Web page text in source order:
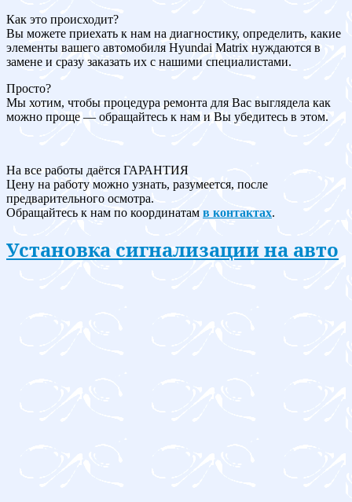
Как это происходит?
Вы можете приехать к нам на диагностику, определить, какие
элементы вашего автомобиля Hyundai Matrix нуждаются в
замене и сразу заказать их с нашими специалистами.
Просто?
Мы хотим, чтобы процедура ремонта для Вас выглядела как
можно проще — обращайтесь к нам и Вы убедитесь в этом.
На все работы даётся ГАРАНТИЯ
Цену на работу можно узнать, разумеется, после
предварительного осмотра.
Обращайтесь к нам по координатам в контактах.
Установка сигнализации на авто